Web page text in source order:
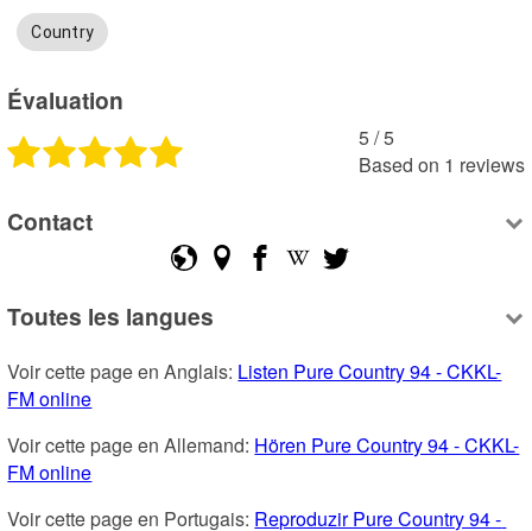
Country
Évaluation
5 /5
Based on 1 reviews
Contact
Toutes les langues
Voir cette page en Anglais: Listen Pure Country 94 - CKKL-
FM online
Voir cette page en Allemand: Hören Pure Country 94 - CKKL-
FM online
Voir cette page en Portugais: Reproduzir Pure Country 94 -